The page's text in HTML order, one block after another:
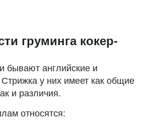
груминга кокер-
бывают английские и
у них имеет как общие
и различия.
относятся: